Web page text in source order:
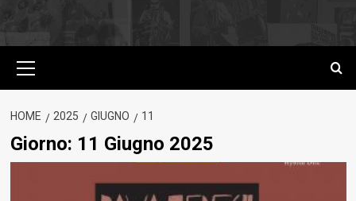
principale
HOME 2025 GIUGNO 11
Giorno: 11 Giugno 2025